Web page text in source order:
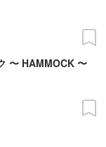
〜 HAMMOCK 〜